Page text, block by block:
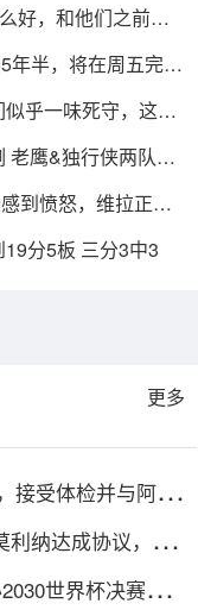
好，和他们之前表
年半，将在周五完成
乎一味死守，这是
老鹰&独行侠两队在
到愤怒，维拉正评
分5板 三分3中3
更多
接受体检并与阿森
利纳达成协议，总
世界杯决赛，